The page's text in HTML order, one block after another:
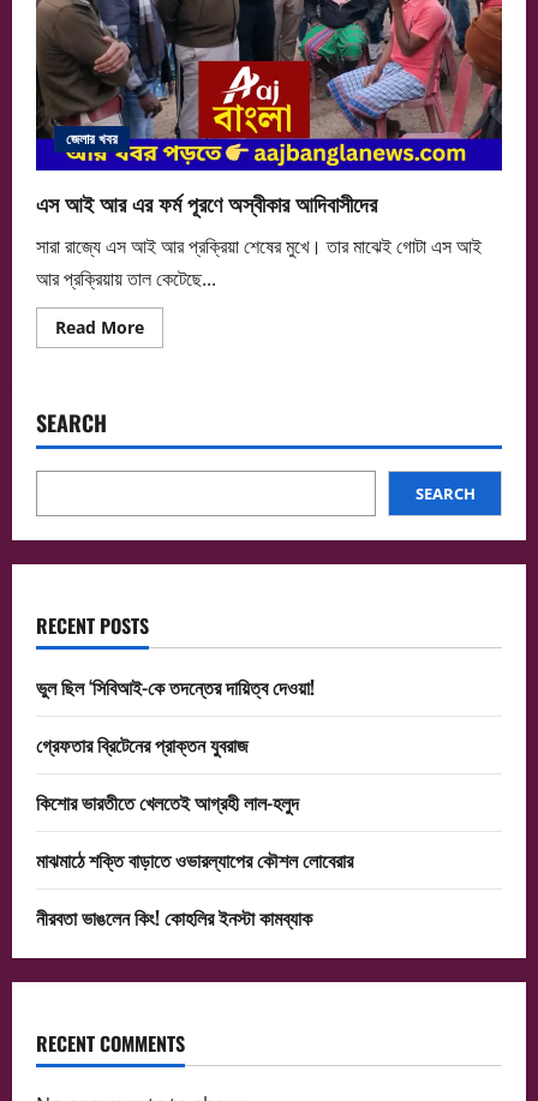
জেলার খবর
এস আই আর এর ফর্ম পূরণে অস্বীকার আদিবাসীদের
সারা রাজ্যে এস আই আর প্রক্রিয়া শেষের মুখে। তার মাঝেই গোটা এস আই
আর প্রক্রিয়ায় তাল কেটেছে...
Read MoreRead
more
ফর্ম
অস্বীকার
SEARCH
SEARCH
RECENT POSTS
ভুল ছিল ‘সিবিআই-কে তদন্তের দায়িত্ব দেওয়া!
গ্রেফতার ব্রিটেনের প্রাক্তন যুবরাজ
কিশোর ভারতীতে খেলতেই আগ্রহী লাল-হলুদ
মাঝমাঠে শক্তি বাড়াতে ওভারল্যাপের কৌশল লোবেরার
নীরবতা ভাঙলেন কিং! কোহলির ইনস্টা কামব্যাক
RECENT COMMENTS